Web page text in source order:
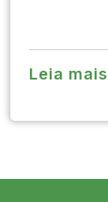
Leia mais